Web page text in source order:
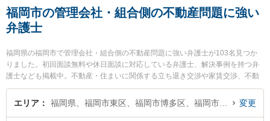
福岡市の管理会社・組合側の不動産問題に強い
弁護士
福岡県の福岡市で管理会社・組合側の不動産問題に強い弁護士が103名見つか
りました。初回面談無料や休日面談に対応している弁護士、解決事例を持つ弁
護士なども掲載中。不動産・住まいに関係する立ち退き交渉や家賃交渉、不動
産契約解除等の細かな分野での絞り込み検索もでき便利です。特に弁護士法人
富士パートナーズ 富士パートナーズ法律事務所 福岡事務所の前田 貴史弁護士
エリア 変更